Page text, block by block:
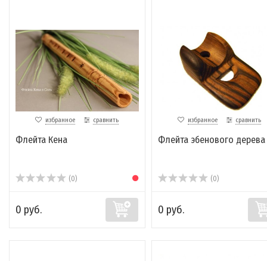
избранное сравнить
Флейта Кена
(0)
0 руб.
избранное сравнить
Флейта эбенового дерева
(0)
0 руб.